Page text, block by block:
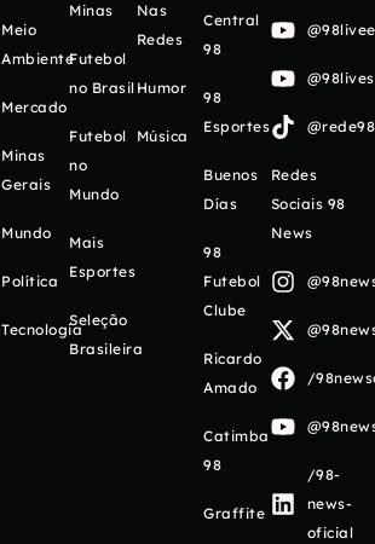
Meio
Ambiente
Mercado
Minas
Gerais
Mundo
Política
Tecnologia
Minas
Futebol
no Brasil
Futebol
no
Mundo
Mais
Esportes
Seleção
Brasileira
Nas
Redes
Humor
Música
Central
98
98
Esportes
Buenos
Días
98
Futebol
Clube
Ricardo
Amado
Catimba
98
Graffite
Redes
Sociais 98
News
/
/98-
news-
oficial